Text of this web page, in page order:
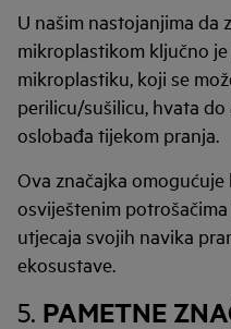
U našim nastojanjima da
mikroplastikom ključno
mikroplastiku, koji se
perilicu/sušilicu, hvata
oslobađa tijekom pranja.
Ova značajka
osviještenim
utjecaja svojih navika
ekosustave.
5. PAMETNE